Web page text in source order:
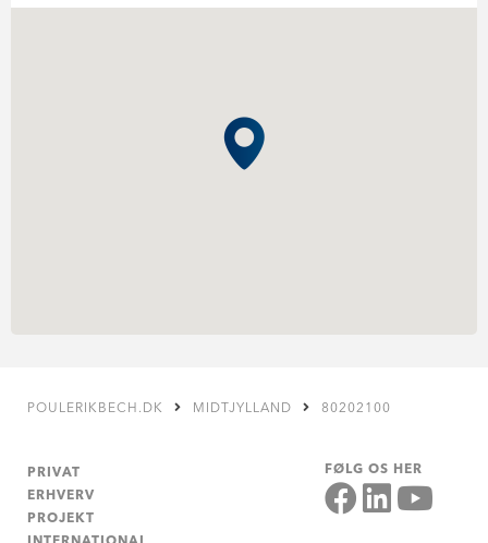
POULERIKBECH.DK MIDTJYLLAND 80202100
PRIVAT
ERHVERV
PROJEKT
FØLG OS HER